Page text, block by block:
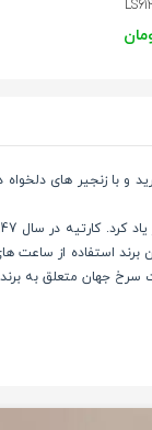
و با زنجیر های
استفاده از ساعت
جهان متعلق به برند